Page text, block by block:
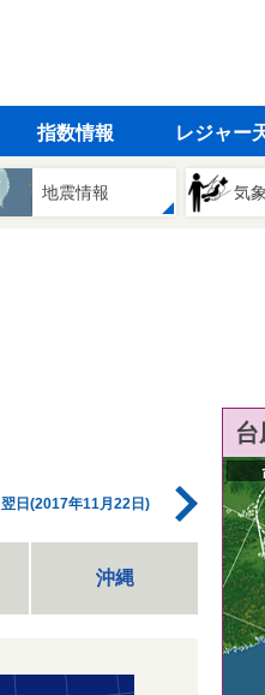
指数情報 レジャー
地震情報 気
翌日(2017年11月22日)
沖縄